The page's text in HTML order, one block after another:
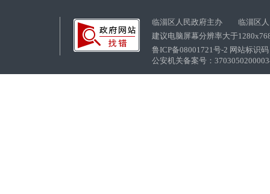
临淄区人民政府主办 临淄区人
建议电脑屏幕分辨率大于
鲁ICP备08001721号-2 网站标识
公安机关备案号：